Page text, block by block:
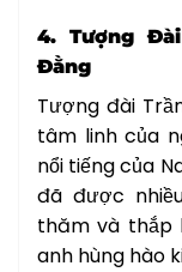
4. Tượng
Đằng
Tượng đài
tâm linh của
nổi tiếng của
đã được
thăm và thắp
anh hùng hào